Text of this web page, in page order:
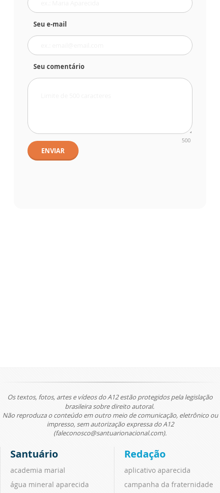
Seu e-mail
Seu comentário
500
ENVIAR
Os textos, fotos, artes e vídeos do A12 estão protegidos pela legislação
brasileira sobre direito autoral.
Não reproduza o conteúdo em outro meio de comunicação, eletrônico ou
impresso, sem autorização expressa do A12
(faleconosco@santuarionacional.com).
Santuário
academia marial
água mineral aparecida
Redação
aplicativo aparecida
campanha da fraternidade